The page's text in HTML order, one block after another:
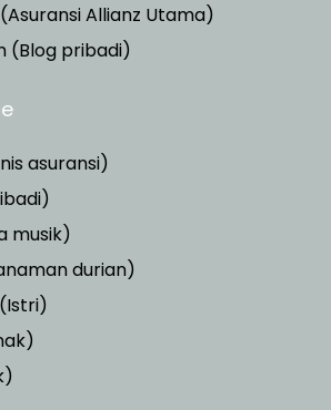
Allianz Utama)
(Blog pribadi)
asuransi)
musik)
durian)